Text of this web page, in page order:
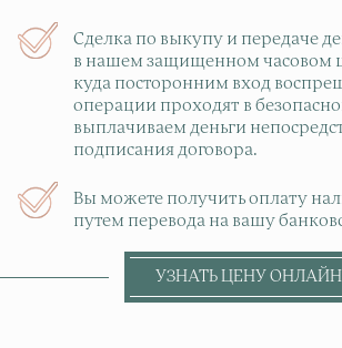
Сделка по выкупу и передаче
в нашем защищенном часовом
куда посторонним вход
операции проходят в
выплачиваем деньги
подписания договора.
Вы можете получить оплату
путем перевода на вашу
УЗНАТЬ ЦЕНУ ОНЛАЙН